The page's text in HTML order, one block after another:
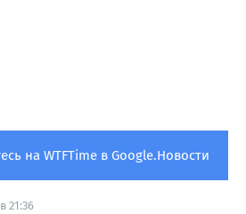
на WTFTime в Google.Новости
21:36